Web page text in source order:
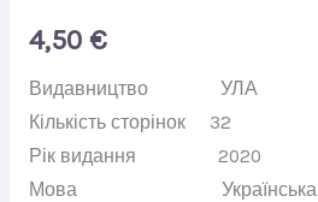
4,50 €
Видавництво УЛА
Кількість сторінок 32
Рік видання 2020
Мова Українська